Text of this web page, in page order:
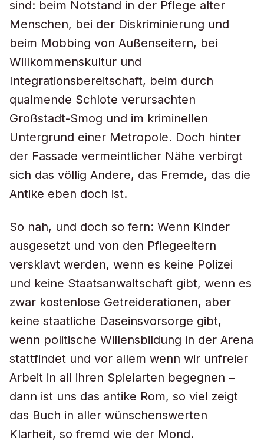
sind: beim Notstand in der Pflege alter
Menschen, bei der Diskriminierung und
beim Mobbing von Außenseitern, bei
Willkommenskultur und
Integrationsbereitschaft, beim durch
qualmende Schlote verursachten
Großstadt-Smog und im kriminellen
Untergrund einer Metropole. Doch hinter
der Fassade vermeintlicher Nähe verbirgt
sich das völlig Andere, das Fremde, das die
Antike eben doch ist.
So nah, und doch so fern: Wenn Kinder
ausgesetzt und von den Pflegeeltern
versklavt werden, wenn es keine Polizei
und keine Staatsanwaltschaft gibt, wenn es
zwar kostenlose Getreiderationen, aber
keine staatliche Daseinsvorsorge gibt,
wenn politische Willensbildung in der Arena
stattfindet und vor allem wenn wir unfreier
Arbeit in all ihren Spielarten begegnen –
dann ist uns das antike Rom, so viel zeigt
das Buch in aller wünschenswerten
Klarheit, so fremd wie der Mond.